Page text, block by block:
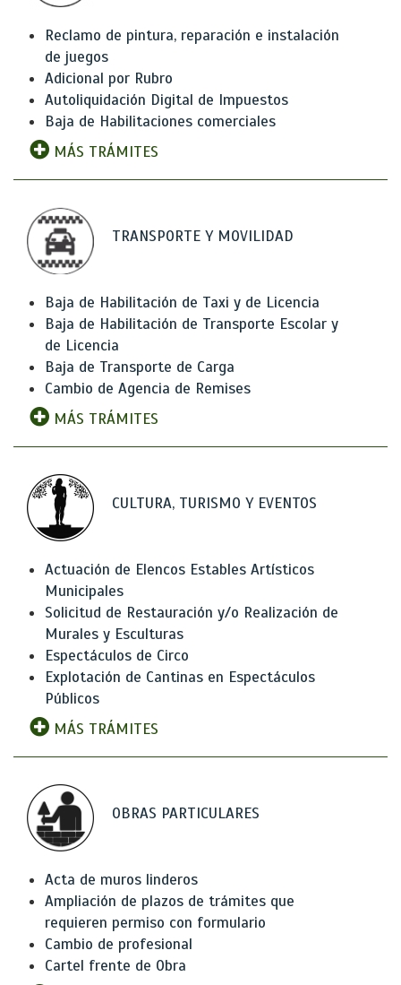
Reclamo de pintura, reparación e instalación
de juegos
Adicional por Rubro
Autoliquidación Digital de Impuestos
Baja de Habilitaciones comerciales
MÁS TRÁMITES
TRANSPORTE Y MOVILIDAD
Baja de Habilitación de Taxi y de Licencia
Baja de Habilitación de Transporte Escolar y
de Licencia
Baja de Transporte de Carga
Cambio de Agencia de Remises
MÁS TRÁMITES
CULTURA, TURISMO Y EVENTOS
Actuación de Elencos Estables Artísticos
Municipales
Solicitud de Restauración y/o Realización de
Murales y Esculturas
Espectáculos de Circo
Explotación de Cantinas en Espectáculos
Públicos
MÁS TRÁMITES
OBRAS PARTICULARES
Acta de muros linderos
Ampliación de plazos de trámites que
requieren permiso con formulario
Cambio de profesional
Cartel frente de Obra